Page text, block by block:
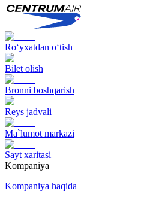
Ro‘yxatdan o‘tish
Bilet olish
Bronni boshqarish
Reys jadvali
Ma`lumot markazi
Sayt xaritasi
Kompaniya
Kompaniya haqida